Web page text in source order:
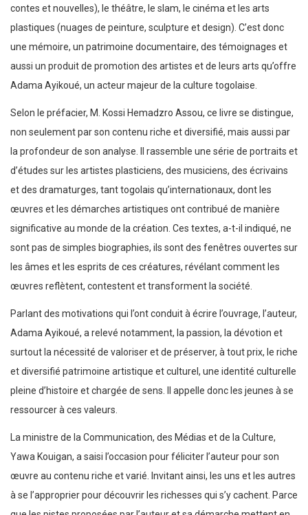
contes et nouvelles), le théâtre, le slam, le cinéma et les arts
plastiques (nuages de peinture, sculpture et design). C’est donc
une mémoire, un patrimoine documentaire, des témoignages et
aussi un produit de promotion des artistes et de leurs arts qu’offre
Adama Ayikoué, un acteur majeur de la culture togolaise.
Selon le préfacier, M. Kossi Hemadzro Assou, ce livre se distingue,
non seulement par son contenu riche et diversifié, mais aussi par
la profondeur de son analyse. Il rassemble une série de portraits et
d’études sur les artistes plasticiens, des musiciens, des écrivains
et des dramaturges, tant togolais qu’internationaux, dont les
œuvres et les démarches artistiques ont contribué de manière
significative au monde de la création. Ces textes, a-t-il indiqué, ne
sont pas de simples biographies, ils sont des fenêtres ouvertes sur
les âmes et les esprits de ces créatures, révélant comment les
œuvres reflètent, contestent et transforment la société.
Parlant des motivations qui l’ont conduit à écrire l’ouvrage, l’auteur,
Adama Ayikoué, a relevé notamment, la passion, la dévotion et
surtout la nécessité de valoriser et de préserver, à tout prix, le riche
et diversifié patrimoine artistique et culturel, une identité culturelle
pleine d’histoire et chargée de sens. Il appelle donc les jeunes à se
ressourcer à ces valeurs.
La ministre de la Communication, des Médias et de la Culture,
Yawa Kouigan, a saisi l’occasion pour féliciter l’auteur pour son
œuvre au contenu riche et varié. Invitant ainsi, les uns et les autres
à se l’approprier pour découvrir les richesses qui s’y cachent. Parce